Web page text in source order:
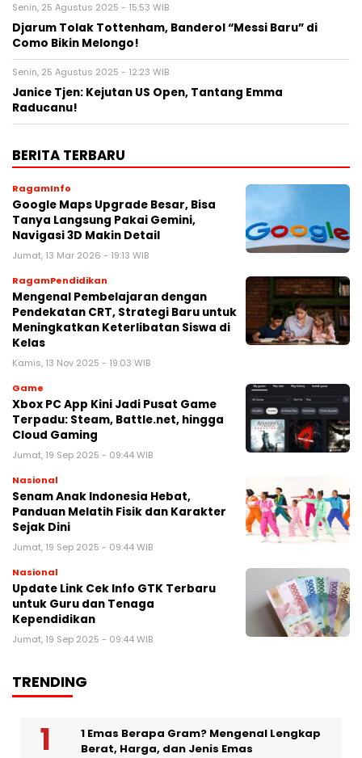
Senin, 25 Agustus 2025 - 15:53 WIB
Djarum Tolak Tottenham, Banderol “Messi Baru” di
Como Bikin Melongo!
Senin, 25 Agustus 2025 - 12:23 WIB
Janice Tjen: Kejutan US Open, Tantang Emma
Raducanu!
BERITA TERBARU
RagamInfo
Google Maps Upgrade Besar, Bisa
Tanya Langsung Pakai Gemini,
Navigasi 3D Makin Detail
Jumat, 13 Mar 2026 - 19:13 WIB
RagamPendidikan
Mengenal Pembelajaran dengan
Pendekatan CRT, Strategi Baru untuk
Meningkatkan Keterlibatan Siswa di
Kelas
Kamis, 13 Nov 2025 - 19:03 WIB
Game
Xbox PC App Kini Jadi Pusat Game
Terpadu: Steam, Battle.net, hingga
Cloud Gaming
Jumat, 19 Sep 2025 - 09:44 WIB
Nasional
Senam Anak Indonesia Hebat,
Panduan Melatih Fisik dan Karakter
Sejak Dini
Jumat, 19 Sep 2025 - 09:44 WIB
Nasional
Update Link Cek Info GTK Terbaru
untuk Guru dan Tenaga
Kependidikan
Jumat, 19 Sep 2025 - 09:44 WIB
TRENDING
1 Emas Berapa Gram? Mengenal Lengkap
Berat, Harga, dan Jenis Emas